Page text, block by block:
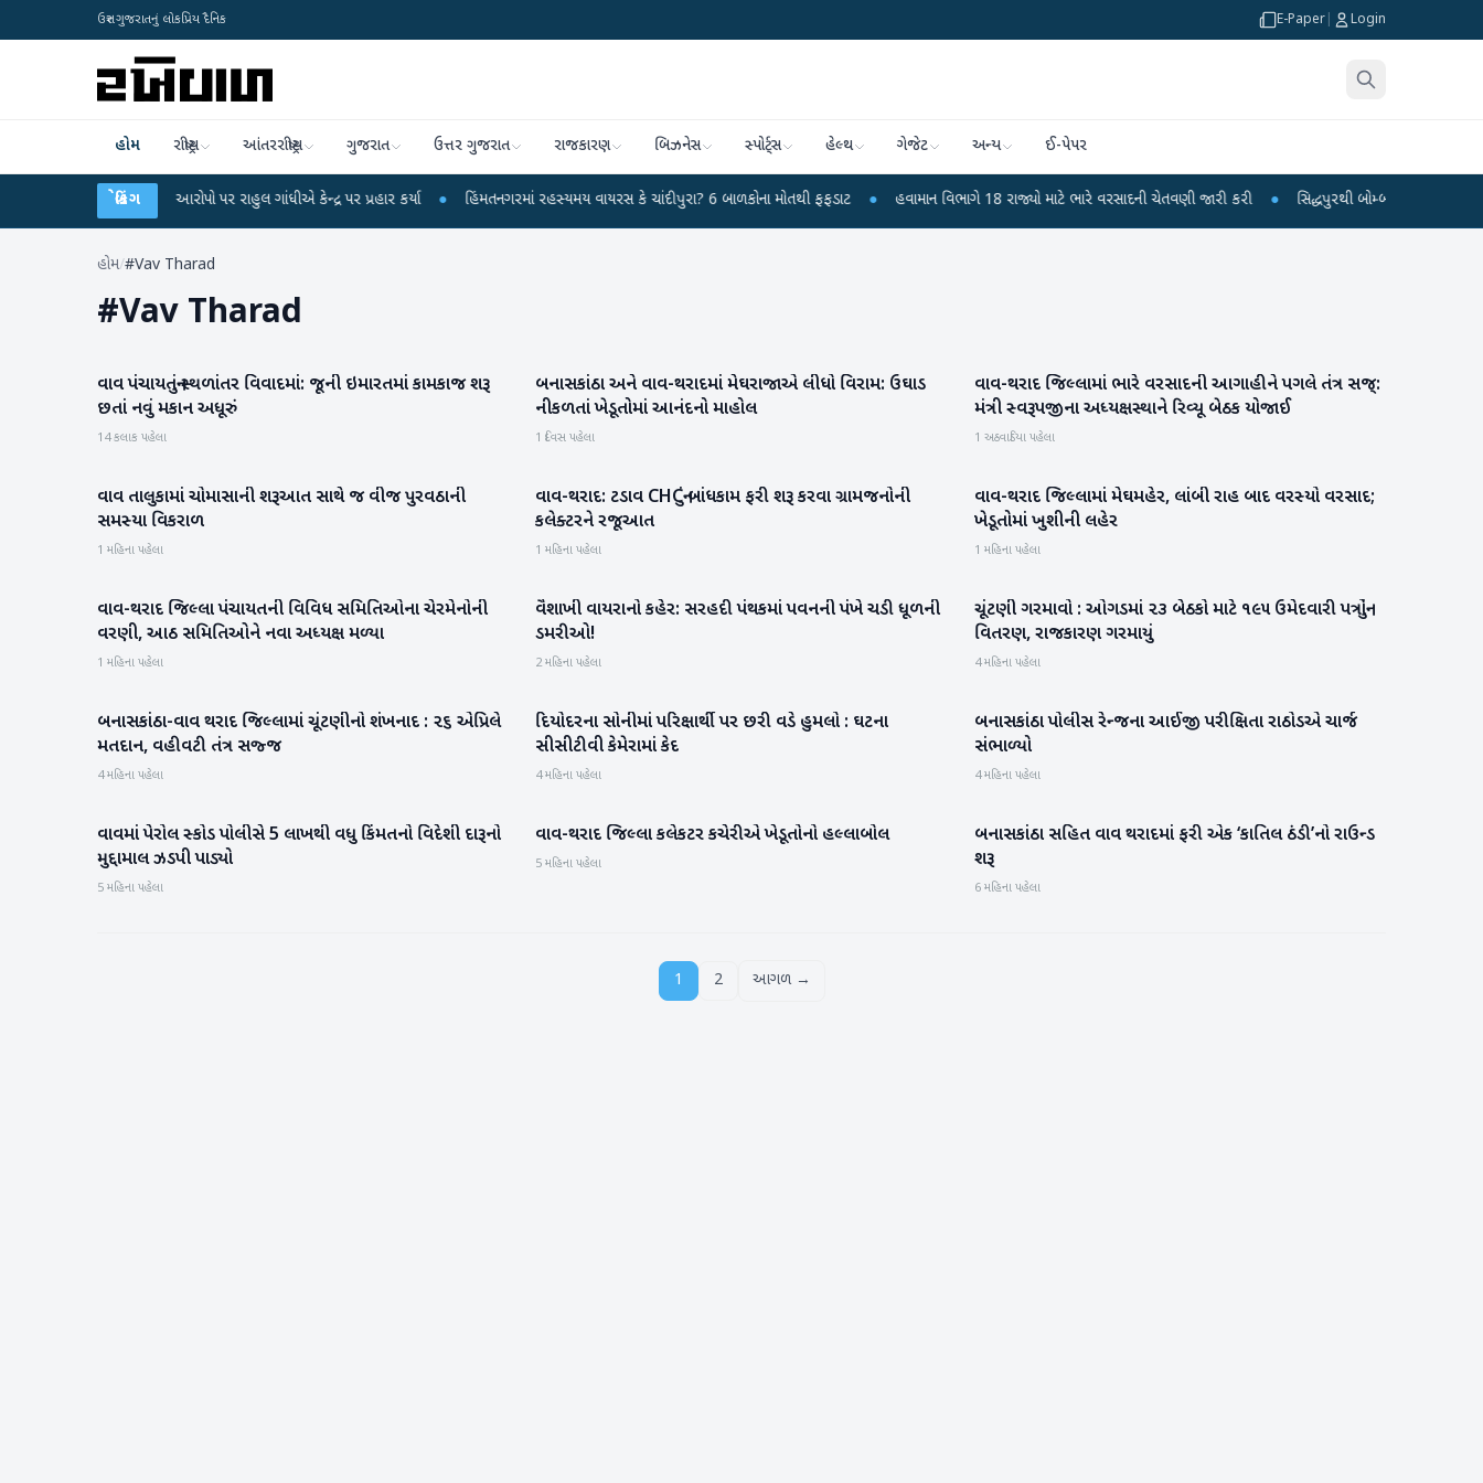
ઉત્તર ગુજરાતનું લોકપ્રિય દૈનિક E-Paper Login
હોમ રાષ્ટ્રીય આંતરરાષ્ટ્રીય ગુજરાત ઉત્તર ગુજરાત રાજકારણ બિઝનેસ સ્પોર્ટ્સ હેલ્થ ગેજેટ અન્ય ઈ-પેપર
બ્રેકિંગ
પરીક્ષા લીકના આરોપો પર રાહુલ ગાંધીએ કેન્દ્ર પર પ્રહાર કર્યા ● હિંમતનગરમાં રહસ્યમય વાયરસ કે ચાંદીપુરા? 6 બાળકોના મોતથી ફફડાટ ● હવામાન વિભાગે 18 રાજ્યો માટે ભારે વરસાદની ચેતવણી જારી કરી ● સિદ્ધપુરથી બોમ્બ બનાવવાની સામગ્રી સાથે
હોમ/#Vav Tharad
#Vav Tharad
વાવ-થરાદ
વાવ પંચાયતનું સ્થળાંતર વિવાદમાં: જૂની ઇમારતમાં કામકાજ શરૂ
છતાં નવું મકાન અધૂરું
14 કલાક પહેલા
બનાસકાંઠા
બનાસકાંઠા અને વાવ-થરાદમાં મેઘરાજાએ લીધો વિરામ: ઉઘાડ
નીકળતાં ખેડૂતોમાં આનંદનો માહોલ
1 દિવસ પહેલા
વાવ-થરાદ
વાવ-થરાદ જિલ્લામાં ભારે વરસાદની આગાહીને પગલે તંત્ર સજ્:
મંત્રી સ્વરૂપજીના અધ્યક્ષસ્થાને રિવ્યૂ બેઠક યોજાઈ
1 અઠવાડિયા પહેલા
વાવ-થરાદ
વાવ તાલુકામાં ચોમાસાની શરૂઆત સાથે જ વીજ પુરવઠાની
સમસ્યા વિકરાળ
1 મહિના પહેલા
વાવ-થરાદ
વાવ-થરાદ: ટડાવ CHCનું બાંધકામ ફરી શરૂ કરવા ગ્રામજનોની
કલેક્ટરને રજૂઆત
1 મહિના પહેલા
વાવ-થરાદ
વાવ-થરાદ જિલ્લામાં મેઘમહેર, લાંબી રાહ બાદ વરસ્યો વરસાદ;
ખેડૂતોમાં ખુશીની લહેર
1 મહિના પહેલા
વાવ-થરાદ
વાવ-થરાદ જિલ્લા પંચાયતની વિવિધ સમિતિઓના ચેરમેનોની
વરણી, આઠ સમિતિઓને નવા અધ્યક્ષ મળ્યા
1 મહિના પહેલા
બનાસકાંઠા
વૈશાખી વાયરાનો કહેર: સરહદી પંથકમાં પવનની પંખે ચડી ધૂળની
ડમરીઓ!
2 મહિના પહેલા
વાવ-થરાદ
ચૂંટણી ગરમાવો : ઓગડમાં ૨૩ બેઠકો માટે ૧૯૫ ઉમેદવારી પત્રોનું
વિતરણ, રાજકારણ ગરમાયું
4 મહિના પહેલા
બનાસકાંઠા
બનાસકાંઠા-વાવ થરાદ જિલ્લામાં ચૂંટણીનો શંખનાદ : ૨૬ એપ્રિલે
મતદાન, વહીવટી તંત્ર સજ્જ
4 મહિના પહેલા
બનાસકાંઠા
દિયોદરના સોનીમાં પરિક્ષાર્થી પર છરી વડે હુમલો : ઘટના
સીસીટીવી કેમેરામાં કેદ
4 મહિના પહેલા
બનાસકાંઠા
બનાસકાંઠા પોલીસ રેન્જના આઈજી પરીક્ષિતા રાઠોડએ ચાર્જ
સંભાળ્યો
4 મહિના પહેલા
વાવ-થરાદ
વાવમાં પેરોલ સ્કોડ પોલીસે 5 લાખથી વધુ કિંમતનો વિદેશી દારૂનો
મુદ્દામાલ ઝડપી પાડ્યો
5 મહિના પહેલા
બનાસકાંઠા
વાવ-થરાદ જિલ્લા કલેકટર કચેરીએ ખેડૂતોનો હલ્લાબોલ
5 મહિના પહેલા
બનાસકાંઠા
બનાસકાંઠા સહિત વાવ થરાદમાં ફરી એક ‘કાતિલ ઠંડી’નો રાઉન્ડ
શરૂ
6 મહિના પહેલા
1 2 આગળ →